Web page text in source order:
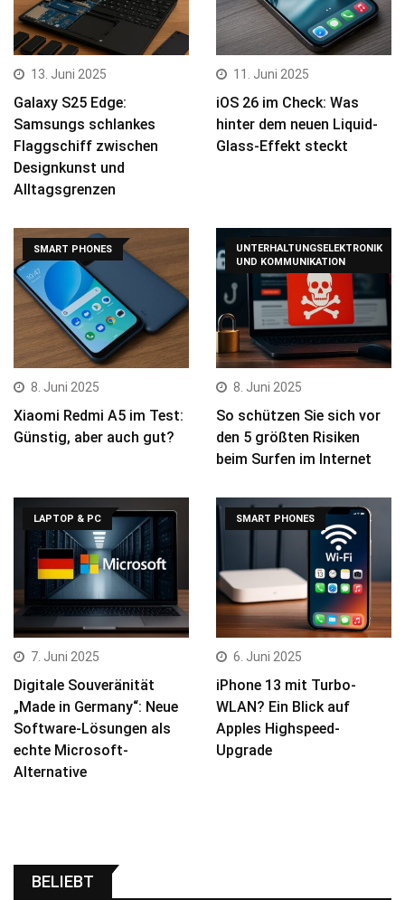
13. Juni 2025
Galaxy S25 Edge:
Samsungs schlankes
Flaggschiff zwischen
Designkunst und
Alltagsgrenzen
11. Juni 2025
iOS 26 im Check: Was
hinter dem neuen Liquid-
Glass-Effekt steckt
SMART PHONES
8. Juni 2025
Xiaomi Redmi A5 im Test:
Günstig, aber auch gut?
UNTERHALTUNGSELEKTRONIK
UND KOMMUNIKATION
8. Juni 2025
So schützen Sie sich vor
den 5 größten Risiken
beim Surfen im Internet
LAPTOP & PC
7. Juni 2025
Digitale Souveränität
„Made in Germany“: Neue
Software-Lösungen als
echte Microsoft-
Alternative
SMART PHONES
6. Juni 2025
iPhone 13 mit Turbo-
WLAN? Ein Blick auf
Apples Highspeed-
Upgrade
BELIEBT